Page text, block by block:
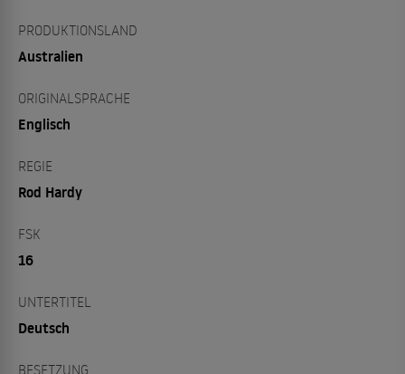
PRODUKTIONSLAND
Australien
ORIGINALSPRACHE
Englisch
REGIE
Rod Hardy
FSK
16
UNTERTITEL
Deutsch
BESETZUNG